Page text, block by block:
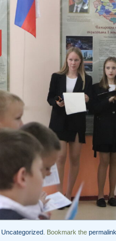
Uncategorized. Bookmark the permalink